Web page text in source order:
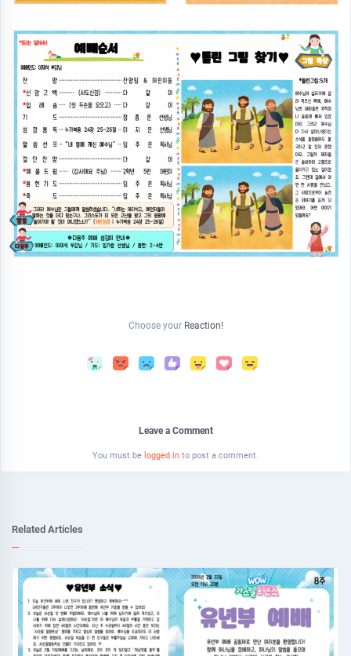
Choose your Reaction!
Leave a Comment
You must be logged in to post a comment.
Related Articles